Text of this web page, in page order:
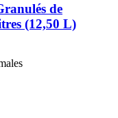
de
(12,50 L)